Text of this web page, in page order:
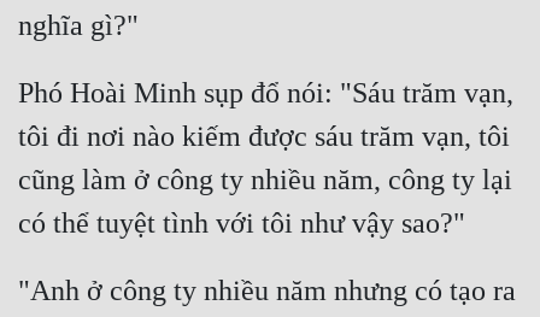
Phản Phái
Quân Sự
Thanh Xuân
Phó Hoài Minh sụp đổ nói: "Sáu trăm vạn,
tôi đi nơi nào kiếm được sáu trăm vạn, tôi
cũng làm ở công ty nhiều năm, công ty lại
"Anh ở công ty nhiều năm nhưng có tạo ra